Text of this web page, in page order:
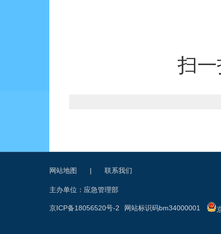
扫
网站地图 | 联系我们
主办单位：应急管理部
网站标识码bm34000001
京ICP备18056520号-2